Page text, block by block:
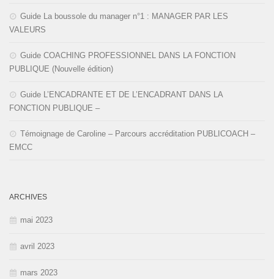
Guide La boussole du manager n°1 : MANAGER PAR LES
VALEURS
Guide COACHING PROFESSIONNEL DANS LA FONCTION
PUBLIQUE (Nouvelle édition)
Guide L’ENCADRANTE ET DE L’ENCADRANT DANS LA
FONCTION PUBLIQUE –
Témoignage de Caroline – Parcours accréditation PUBLICOACH –
EMCC
ARCHIVES
mai 2023
avril 2023
mars 2023